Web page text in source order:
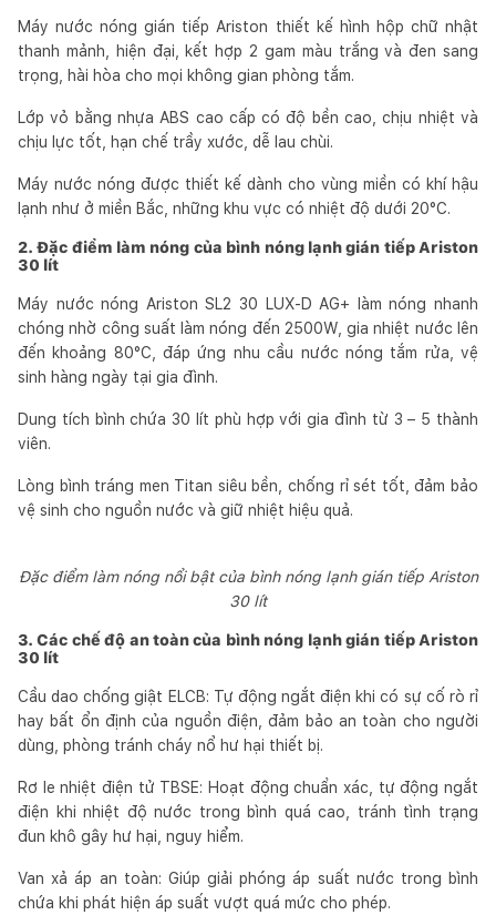
Máy nước nóng gián tiếp Ariston thiết kế hình hộp chữ nhật
thanh mảnh, hiện đại, kết hợp 2 gam màu trắng và đen sang
trọng, hài hòa cho mọi không gian phòng tắm.
Lớp vỏ bằng nhựa ABS cao cấp có độ bền cao, chịu nhiệt và
chịu lực tốt, hạn chế trầy xước, dễ lau chùi.
Máy nước nóng được thiết kế dành cho vùng miền có khí hậu
lạnh như ở miền Bắc, những khu vực có nhiệt độ dưới 20°C.
2. Đặc điểm làm nóng của bình nóng lạnh gián tiếp Ariston
30 lít
Máy nước nóng Ariston SL2 30 LUX-D AG+ làm nóng nhanh
chóng nhờ công suất làm nóng đến 2500W, gia nhiệt nước lên
đến khoảng 80°C, đáp ứng nhu cầu nước nóng tắm rửa, vệ
sinh hàng ngày tại gia đình.
Dung tích bình chứa 30 lít phù hợp với gia đình từ 3 – 5 thành
viên.
Lòng bình tráng men Titan siêu bền, chống rỉ sét tốt, đảm bảo
vệ sinh cho nguồn nước và giữ nhiệt hiệu quả.
Đặc điểm làm nóng nổi bật của bình nóng lạnh gián tiếp Ariston
30 lít
3. Các chế độ an toàn của bình nóng lạnh gián tiếp Ariston
30 lít
Cầu dao chống giật ELCB: Tự động ngắt điện khi có sự cố rò rỉ
hay bất ổn định của nguồn điện, đảm bảo an toàn cho người
dùng, phòng tránh cháy nổ hư hại thiết bị.
Rơ le nhiệt điện tử TBSE: Hoạt động chuẩn xác, tự động ngắt
điện khi nhiệt độ nước trong bình quá cao, tránh tình trạng
đun khô gây hư hại, nguy hiểm.
Van xả áp an toàn: Giúp giải phóng áp suất nước trong bình
chứa khi phát hiện áp suất vượt quá mức cho phép.